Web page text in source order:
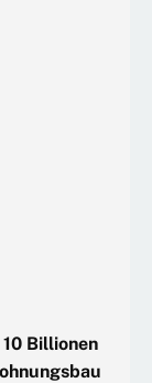
Billionen